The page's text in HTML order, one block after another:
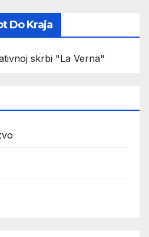
Do Kraja
skrbi "La Verna"